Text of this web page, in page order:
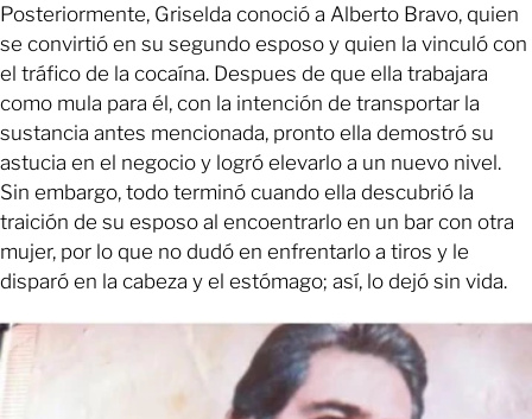
Posteriormente, Griselda conoció a Alberto Bravo, quien
se convirtió en su segundo esposo y quien la vinculó con
el tráfico de la cocaína. Despues de que ella trabajara
como mula para él, con la intención de transportar la
sustancia antes mencionada, pronto ella demostró su
astucia en el negocio y logró elevarlo a un nuevo nivel.
Sin embargo, todo terminó cuando ella descubrió la
traición de su esposo al encoentrarlo en un bar con otra
mujer, por lo que no dudó en enfrentarlo a tiros y le
disparó en la cabeza y el estómago; así, lo dejó sin vida.